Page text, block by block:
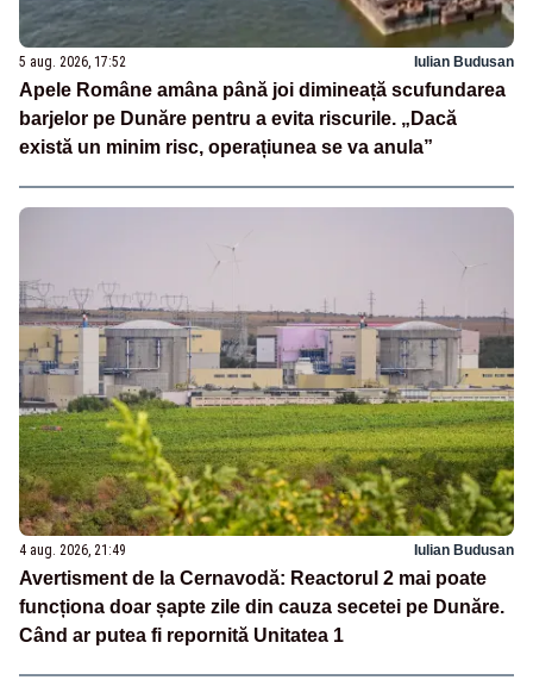
5 aug. 2026, 17:52 Iulian Budusan
Apele Române amâna până joi dimineață scufundarea
barjelor pe Dunăre pentru a evita riscurile. „Dacă
există un minim risc, operațiunea se va anula”
4 aug. 2026, 21:49 Iulian Budusan
Avertisment de la Cernavodă: Reactorul 2 mai poate
funcționa doar șapte zile din cauza secetei pe Dunăre.
Când ar putea fi repornită Unitatea 1